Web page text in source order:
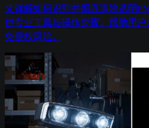
文详解如何识别并彻底清除透明
供专业工具与操作步骤，帮助用
免侵权风险。